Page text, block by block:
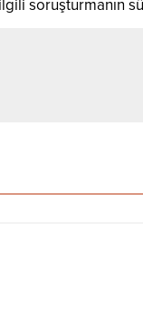
soruşturmanın